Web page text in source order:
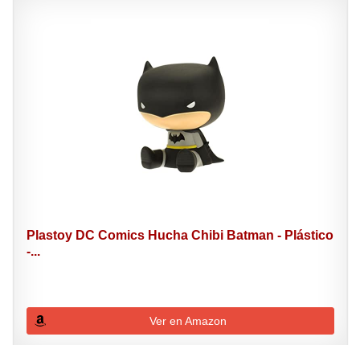
Plastoy DC Comics Hucha Chibi Batman - Plástico
-...
Ver en Amazon